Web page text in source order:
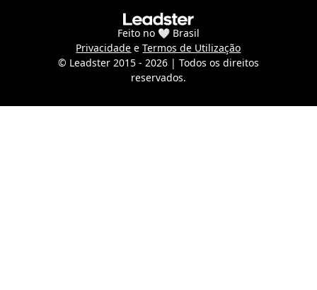
Feito no 🤍 Brasil
Privacidade e Termos de Utilização
© Leadster 2015 - 2026| Todos os direitos
reservados.